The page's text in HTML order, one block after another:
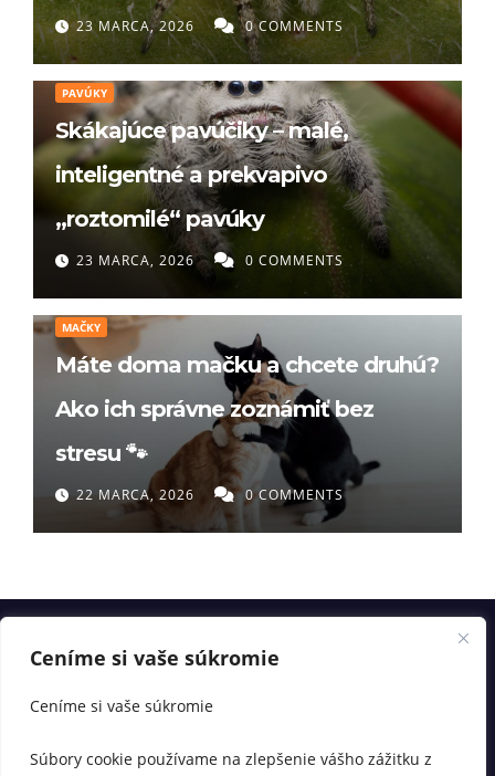
Ceníme si vaše súkromie
Ceníme si vaše súkromie
Súbory cookie používame na zlepšenie vášho zážitku z
23 MARCA, 2026 0 COMMENTS
PAVÚKY
Skákajúce pavúčiky – malé,
inteligentné a prekvapivo
„roztomilé“ pavúky
23 MARCA, 2026 0 COMMENTS
MAČKY
Máte doma mačku a chcete druhú?
Ako ich správne zoznámiť bez
stresu 🐾
22 MARCA, 2026 0 COMMENTS